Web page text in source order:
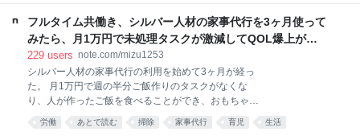
こっちがいい。 pic.x.com/Qf4rbfrpij 2026-06-28
10:48:11
フルタイム共働き、シルバー人材の家事代行を3ヶ月使って
みたら、月1万円で未処理タスクが激減してQOL爆上がり
した話。｜みず
229 users note.com/mizu1253
シルバー人材の家事代行の利用を始めて3ヶ月が経っ
た。 月1万円で週の半分ご飯作りのタスクがなくな
り、人が作ったご飯を食べることができ、おもちゃが
なくなり、トイレ掃除は頻度が半分くらいになった。
労働 あとで読む 掃除 家事代行 育児 生活